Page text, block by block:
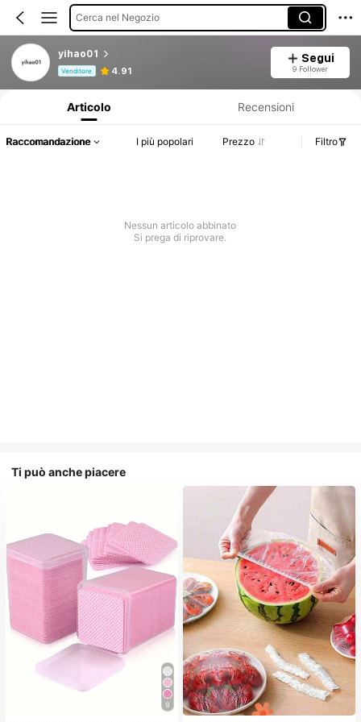
Cerca nel Negozio
yihao01
Venditore 4.91
Segui
9 Follower
Articolo Recensioni
Raccomandazione I più popolari Prezzo Filtro
Nessun articolo abbinato
Si prega di riprovare.
Ti può anche piacere
9